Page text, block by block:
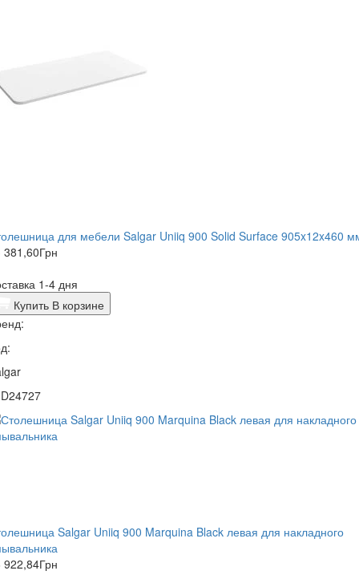
для мебели Salgar Uniiq 900 Solid Surface 905x12x460
381,60Грн
1-4 дня
Купить В корзине
Salgar Uniiq 900 Marquina Black левая для накладного
922,84Грн